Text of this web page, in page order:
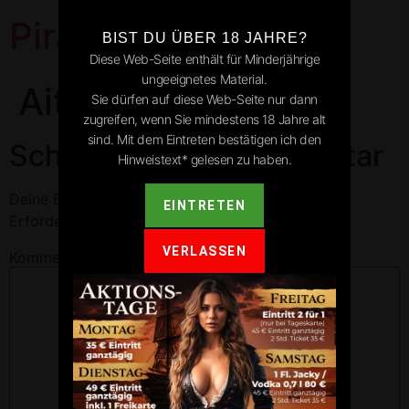
Pirates Park
Aitrach
Schreibe einen Kommentar
Deine E-Mail-Adresse wird nicht veröffentlicht.
BIST DU ÜBER 18 JAHRE?
Diese Web-Seite enthält für Minderjährige
ungeeignetes Material.
Sie dürfen auf diese Web-Seite nur dann
zugreifen, wenn Sie mindestens 18 Jahre alt
sind. Mit dem Eintreten bestätigen ich den
Hinweistext* gelesen zu haben.
EINTRETEN
VERLASSEN